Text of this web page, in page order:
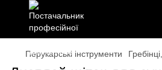
Перукарські інструменти